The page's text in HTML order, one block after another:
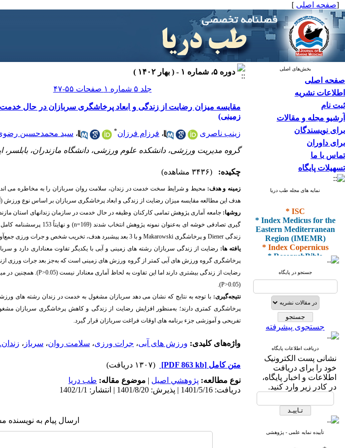
[صفحه اصلی ]
بخش‌های اصلی
صفحه اصلی
اطلاعات نشریه
ثبت نام
آرشیو مجله و مقالات
برای نویسندگان
برای داوران
تماس با ما
تسهیلات پایگاه
نمایه های مجله طب دریا
* ISC
* Index Medicus for the
Eastern Mediterranean
Region (IMEMR)
* Index Copernicus
* ResearchBible
* I2OR
* ROAD
* Scientific Indexing
Services
* SID
* Magiran
* Google Scholar
و دارای رتبه علمی
پژوهشی
از کمیسیون نشریات
وزارت بهداشت و درمان
* Index Medicus for the
جستجو در پایگاه
جستجوی پیشرفته
دریافت اطلاعات پایگاه
نشانی پست الکترونیک
خود را برای دریافت
اطلاعات و اخبار پایگاه،
در کادر زیر وارد کنید.
تأییده نمایه علمی - پژوهشی
دوره ۵، شماره ۱ - ( بهار ۱۴۰۲ )
جلد ۵ شماره ۱ صفحات ۵۵-۴۷
‌مقایسه‌ میزان رضایت از زندگی و ابعاد پرخاشگری سربازان در حال
زمینی)
زینب ناصری ، فرزام فرزان* ، سید محمدحسین
گروه مدیریت ورزشی، دانشکده علوم ورزشی، دانشگاه مازندران، بابلسر،
چکیده: (۳۴۳۶ مشاهده)
زمینه و هدف: محیط و شرایط سخت خدمت در زندان، سلامت روان سربازان را به مخاطره می­
هدف این مطالعه مقایسه­ میزان رضایت از زندگی و ابعاد پرخاشگری سربازان بر اساس نوع ورزش
روش­ها:
گیری تصادفی خوشه ­ای به‌عنوان نمونه­ پژوهش انتخاب شدند (169
=
n) و نهایتاً 153 پرسشنامه کامل تحلیل شد. داده‌ها
زندگی Diener و پرخاشگری Makarowski و با 3 بعد پیشبرد هدف، تخریب شخص و جرات­ ورزی جمع‌آوری شد.
یافته ­ها: رضایت از زندگی سربازان رشته­ های زمینی و آبی با یکدیگر تفاوت معناداری دارد و
پرخاشگری گروه ورزش­ های آبی کمتر از گروه ورزش­ های زمینی است که به‌جز بعد جرات ­ورزی
رضایت از زندگی بیشتری دارند اما این تفاوت به لحاظ آماری معنادار نیست (0.05<
P
). همچنین در
(0.05<
P
).
نتیجه­‌گیری: با توجه به نتایج که نشان می ­دهد سربازان مشغول به خدمت در زندان رشته­ های
پرخاشگری کمتری دارند؛ به‌منظور افزایش رضایت از زندگی و کاهش پرخاشگری سربازان
تفریحی و آموزشی جزء برنامه­ های اوقات فراغت سربازان قرار گیرد.
واژه‌های کلیدی: ورزش های آبی، جرات ورزی، سلامت روان، سرباز ، زندان.
متن کامل [PDF 863 kb]
(۱۳۰۷ دریافت)
نوع مطالعه: پژوهشي اصیل | موضوع مقاله: طب دریا
دریافت: 1401/5/16 | پذیرش: 1401/8/20 | انتشار: 1402/1/1
ارسال پیام به نویسنده